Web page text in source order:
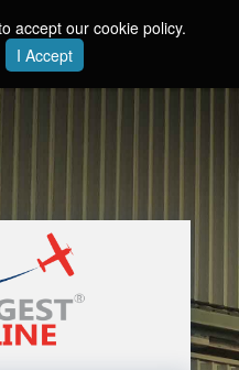
accept our cookie policy.
I Accept